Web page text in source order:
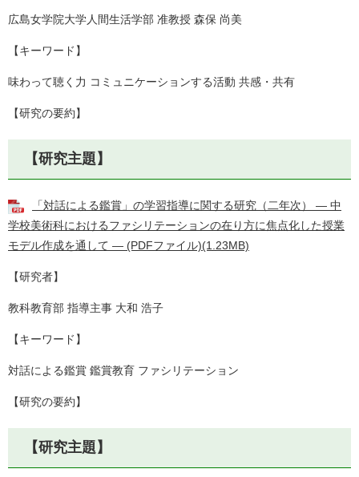
広島女学院大学人間生活学部 准教授 森保 尚美
【キーワード】
味わって聴く力 コミュニケーションする活動 共感・共有
【研究の要約】
【研究主題】
「対話による鑑賞」の学習指導に関する研究（二年次） ― 中
学校美術科におけるファシリテーションの在り方に焦点化した授業
モデル作成を通して ― (PDFファイル)(1.23MB)
【研究者】
教科教育部 指導主事 大和 浩子
【キーワード】
対話による鑑賞 鑑賞教育 ファシリテーション
【研究の要約】
【研究主題】